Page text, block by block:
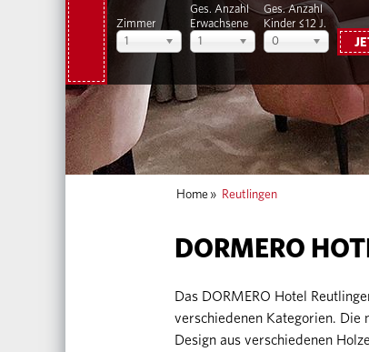
Zimmer
1
Ges. Anzahl
Erwachsene
1
Ges. Anzahl
Kinder ≤12 J.
0
Home » Reutlingen
DORMERO
Das DORMERO Hotel
verschiedenen Kategorien. Die
Design aus verschiedenen